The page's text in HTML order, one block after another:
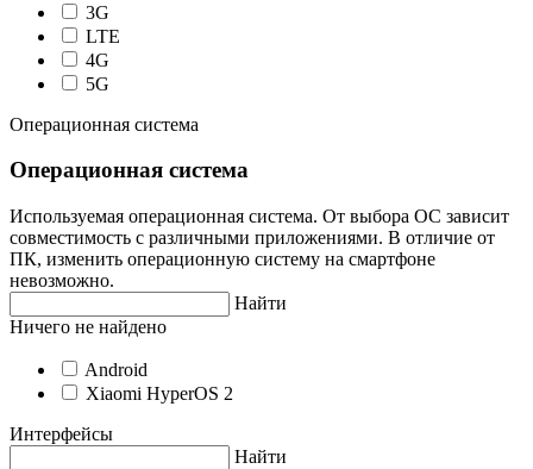
3G
LTE
4G
5G
Операционная система
Операционная система
Используемая операционная система. От выбора ОС зависит
совместимость с различными приложениями. В отличие от
ПК, изменить операционную систему на смартфоне
невозможно.
Найти
Ничего не найдено
Android
Xiaomi HyperOS 2
Интерфейсы
Найти